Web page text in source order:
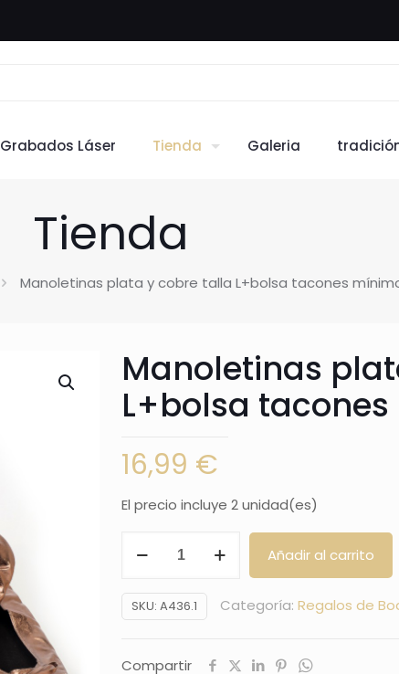
Grabados Láser Tienda Galeria
Tienda
Manoletinas plata y cobre talla L+bolsa tacones
Manoletinas
L+bolsa
16,99 €
El precio incluye 2 unidad(es)
y
cobre
Añadir al carrito
SKU: A436.1 Categoría: Regalos de
Compartir